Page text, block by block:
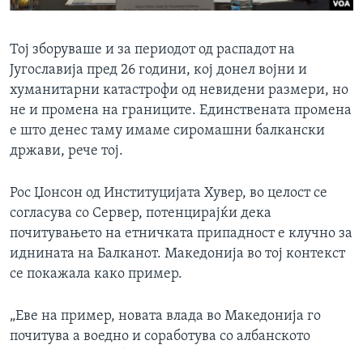
Тој зборуваше и за периодот од распадот на
Југославија пред 26 години, кој донел војни и
хуманитарни катастрофи од невидени размери, но
не и промена на границите. Единствената промена
е што денес таму имаме сиромашни балкански
држави, рече тој.
Рос Џонсон од Институцијата Хувер, во целост се
согласува со Сервер, потенцирајќи дека
почитувањето на етничката припадност е клучно за
иднината на Балканот. Македонија во тој контекст
се покажала како пример.
„Еве на пример, новата влада во Македонија го
почитува а воедно и соработува со албанското